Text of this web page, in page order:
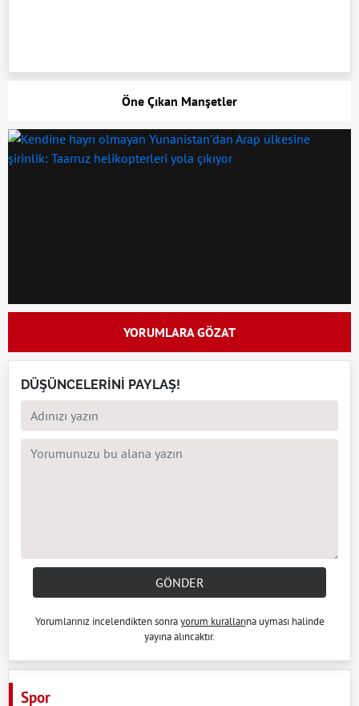
Öne Çıkan Manşetler
YORUMLARA GÖZAT
DÜŞÜNCELERİNİ PAYLAŞ!
GÖNDER
Yorumlarınız incelendikten sonrayorum kurallarına uyması halinde
yayına alıncaktır.
Spor